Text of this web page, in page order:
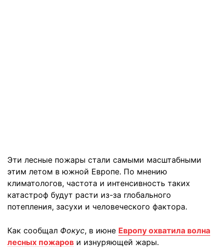
Эти лесные пожары стали самыми масштабными
этим летом в южной Европе. По мнению
климатологов, частота и интенсивность таких
катастроф будут расти из-за глобального
потепления, засухи и человеческого фактора.
Как сообщал Фокус, в июне Европу охватила волна
лесных пожаров и изнуряющей жары.